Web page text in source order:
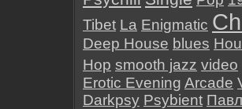
Tibet La Enigmatic
Deep House blues
Hop smooth jazz video
Erotic Evening Arcade
Darkpsy Psybient